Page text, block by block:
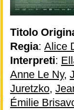
Titolo
Regia: Alice
Interpreti:
Anne Le Ny,
Juretzko,
Émilie